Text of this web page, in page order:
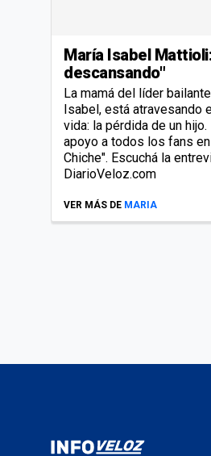
María Isabel
descansando"
La mamá del líder
Isabel, está atravesando
vida: la pérdida de un
apoyo a todos los fans
Chiche". Escuchá la
DiarioVeloz.com
VER MÁS DE MARIA